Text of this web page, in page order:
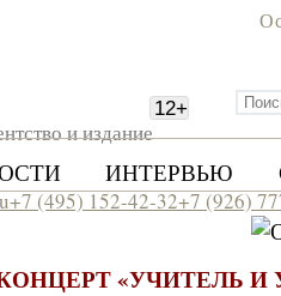
и издание
12+
ИНТЕРВЬЮ
+7 (495) 152-42-32+7 (926)
«УЧИТЕЛЬ